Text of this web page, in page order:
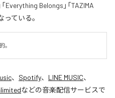
Everything Belongs」「TAZIMA
っている。
。
、 Spotify、 LINE MUSIC、
などの音楽配信サービスで